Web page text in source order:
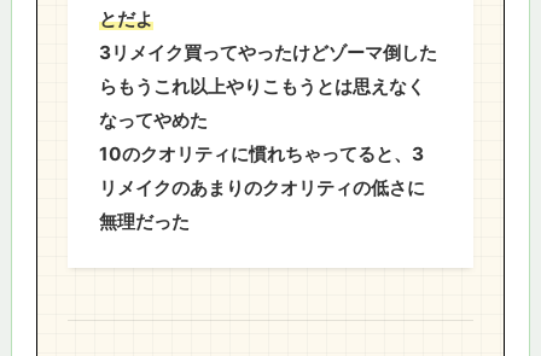
とだよ
3リメイク買ってやったけどゾーマ倒した
らもうこれ以上やりこもうとは思えなく
なってやめた
10のクオリティに慣れちゃってると、3
リメイクのあまりのクオリティの低さに
無理だった